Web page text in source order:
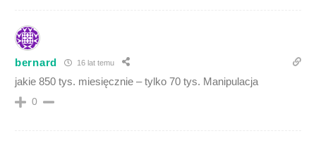
bernard 16 lat temu
jakie 850 tys. miesięcznie – tylko 70 tys. Manipulacja
0